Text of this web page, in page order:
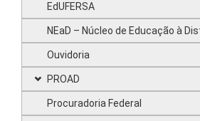
EdUFERSA
NEaD – Núcleo de Educação à
Ouvidoria
PROAD
Procuradoria Federal